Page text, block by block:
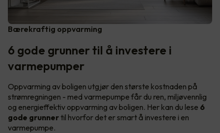
Bærekraftig oppvarming
6 gode grunner til å investere i
varmepumper
Oppvarming av boligen utgjør den største kostnaden på
strømregningen - med varmepumpe får du ren, miljøvennlig
og energieffektiv oppvarming av boligen. Her kan du lese 6
gode grunner til hvorfor det er smart å investere i en
varmepumpe.